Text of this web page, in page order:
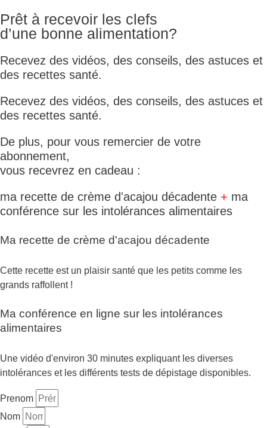
Prêt à recevoir les clefs
d’une bonne alimentation?
Recevez des vidéos, des conseils, des astuces et
des recettes santé.
Recevez des vidéos, des conseils, des astuces et
des recettes santé.
De plus, pour vous remercier de votre
abonnement,
vous recevrez en cadeau :
ma recette de crème d'acajou décadente + ma
conférence sur les intolérances alimentaires
Ma recette de crème d'acajou décadente
Cette recette est un plaisir santé que les petits comme les
grands raffollent !
Ma conférence en ligne sur les intolérances
alimentaires
Une vidéo d'environ 30 minutes expliquant les diverses
intolérances et les différents tests de dépistage disponibles.
Prenom
Nom